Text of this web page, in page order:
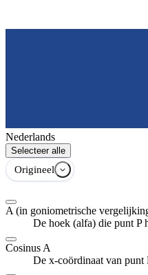
Nederlands
Selecteer alle
Origineel
A (in goniometrische
De hoek (alfa) die punt P
Cosinus A
De x-coördinaat van punt